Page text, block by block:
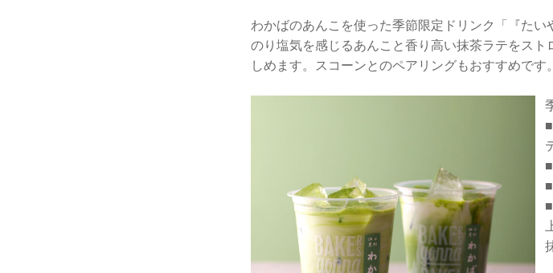
わかばのあんこを使った季節限定ドリンク「『た
のり塩気を感じるあんこと香り高い抹茶ラテをス
しめます。スコーンとのペアリングもおすすめです。